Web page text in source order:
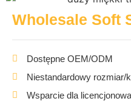
Wholesale Soft
Dostępne OEM/ODM
Niestandardowy rozmiar/
Wsparcie dla